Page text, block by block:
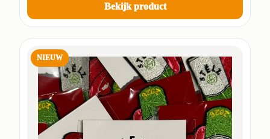
Bekijk product
NIEUW